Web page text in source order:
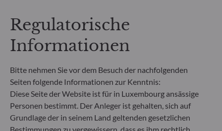
**Die EU-Verordnung zur Offenlegung von
Nachhaltigkeitsinformationen (Sustainable
Finance Disclosure Regulation, SFDR) ist ein
Nachhaltigkeitsprofil von Fonds transparent,
besser vergleichbar und für Endinvestoren besser
verständlich zu machen.
Artikel 6: Das Fondsmanagementteam
berücksichtigt bei der Anlageentscheidung keine
Nachhaltigkeitsrisiken oder nachteiligen
Regulatorische
Informationen
Bitte nehmen Sie vor dem Besuch der nachfolgenden
Seiten folgende Informationen zur Kenntnis:
Diese Seite der Website ist für in Luxembourg ansässige
Personen bestimmt. Der Anleger ist gehalten, sich auf
Grundlage der in seinem Land geltenden gesetzlichen
Bestimmungen zu vergewissern, dass es ihm rechtlich